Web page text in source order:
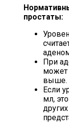
простаты:
При
может
выше.
Если
мл,